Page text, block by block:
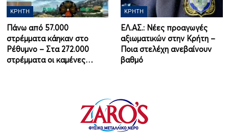
ΚΡΉΤΗ
Πάνω από 57.000
στρέμματα κάηκαν στο
Ρέθυμνο – Στα 272.000
στρέμματα οι καμένες…
ΚΡΉΤΗ
ΕΛ.ΑΣ.: Νέες προαγωγές
αξιωματικών στην Κρήτη –
Ποια στελέχη ανεβαίνουν
βαθμό